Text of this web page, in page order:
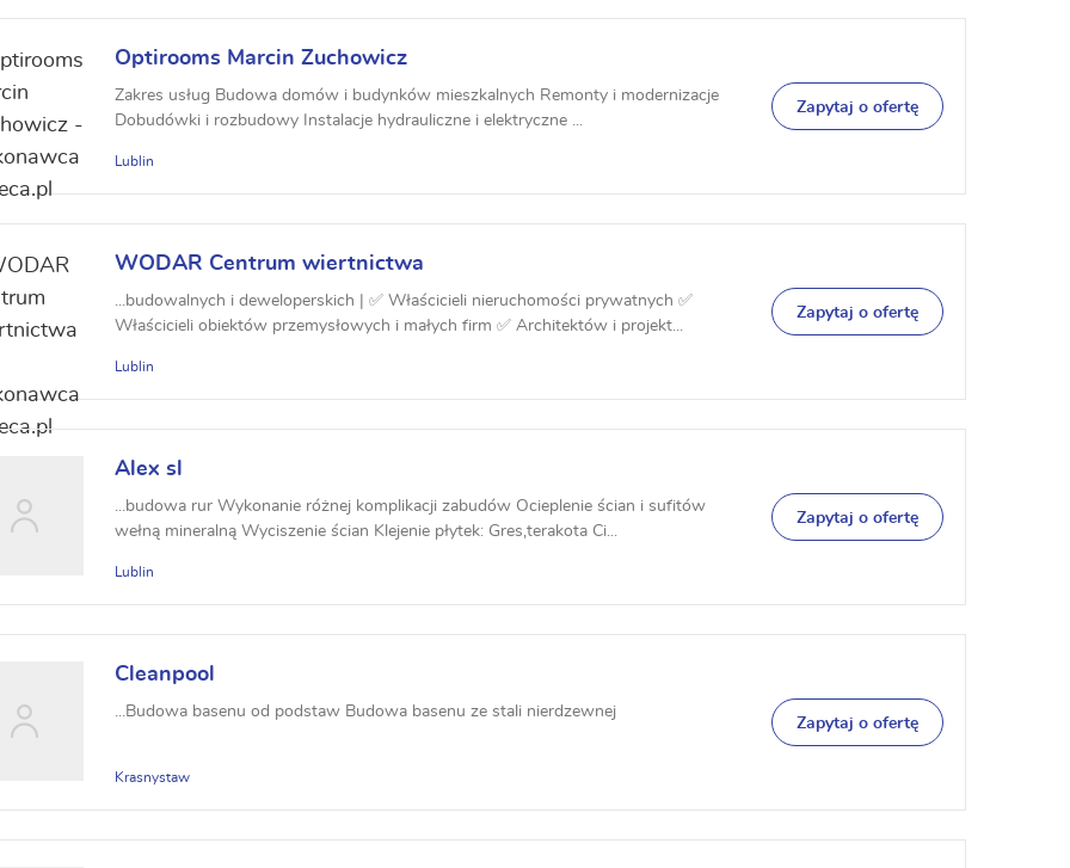
Optirooms Marcin Zuchowicz
Zakres usług Budowa domów i budynków mieszkalnych Remonty i modernizacje
Dobudówki i rozbudowy Instalacje hydrauliczne i elektryczne ...
Lublin
Zapytaj o ofertę
WODAR Centrum wiertnictwa
...budowalnych i deweloperskich | ✅ Właścicieli nieruchomości prywatnych ✅
Właścicieli obiektów przemysłowych i małych firm ✅ Architektów i projekt...
Lublin
Zapytaj o ofertę
Alex sl
...budowa rur Wykonanie różnej komplikacji zabudów Ocieplenie ścian i sufitów
wełną mineralną Wyciszenie ścian Klejenie płytek: Gres,terakota Ci...
Lublin
Zapytaj o ofertę
Cleanpool
...Budowa basenu od podstaw Budowa basenu ze stali nierdzewnej
Krasnystaw
Zapytaj o ofertę